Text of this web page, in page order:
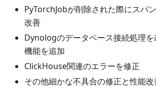
PyTorchJobが削除された際にスパ
改善
Dynologのデータベース接続処理を
機能を追加
ClickHouse関連のエラーを修正
その他細かな不具合の修正と性能改